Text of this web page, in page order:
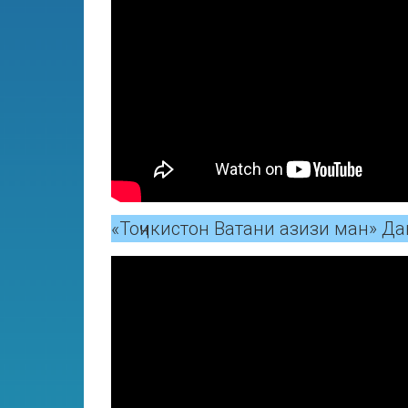
«Тоҷикистон Ватани азизи ман»